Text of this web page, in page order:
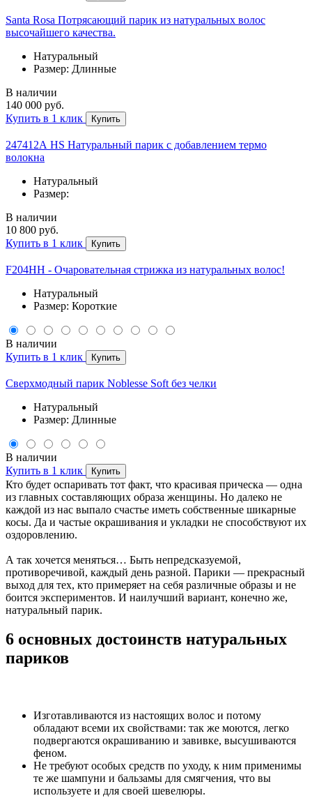
Santa Rosa Потрясающий парик из натуральных волос
высочайшего качества.
Натуральный
Размер: Длинные
В наличии
140 000 руб.
Купить в 1 клик
Купить
247412А HS Натуральный парик с добавлением термо
волокна
Натуральный
Размер:
В наличии
10 800 руб.
Купить в 1 клик
Купить
F204HH - Очаровательная стрижка из натуральных волос!
Натуральный
Размер: Короткие
В наличии
Купить в 1 клик
Купить
Сверхмодный парик Noblesse Soft без челки
Натуральный
Размер: Длинные
В наличии
Купить в 1 клик
Купить
Кто будет оспаривать тот факт, что красивая прическа — одна
из главных составляющих образа женщины. Но далеко не
каждой из нас выпало счастье иметь собственные шикарные
косы. Да и частые окрашивания и укладки не способствуют их
оздоровлению.
А так хочется меняться… Быть непредсказуемой,
противоречивой, каждый день разной. Парики — прекрасный
выход для тех, кто примеряет на себя различные образы и не
боится экспериментов. И наилучший вариант, конечно же,
натуральный парик.
6 основных достоинств натуральных
париков
Изготавливаются из настоящих волос и потому
обладают всеми их свойствами: так же моются, легко
подвергаются окрашиванию и завивке, высушиваются
феном.
Не требуют особых средств по уходу, к ним применимы
те же шампуни и бальзамы для смягчения, что вы
используете и для своей шевелюры.